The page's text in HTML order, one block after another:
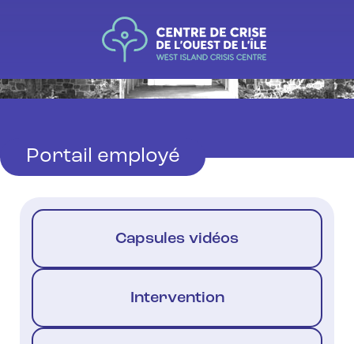
Portail employé
Capsules vidéos
Intervention